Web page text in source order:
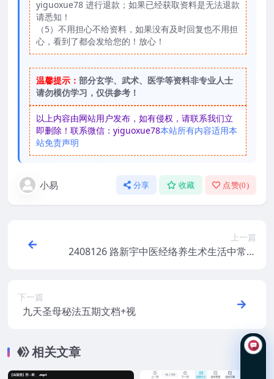
yiguoxue78 进行退款；如果已经获取资料是无法退款
请悉知！
（5）不用担心不给资料，如果没有及时回复也不用担
心，看到了都会发给您的！放心！
温馨提示： 部分玄学、武术、医学等资料非专业人士
请勿模仿学习，仅供参考！
以上内容由网站用户发布，如有侵权，请联系我们立
即删除！联系微信：yiguoxue78本站所有内容适用本
站免责声明
小易 分享 收藏 点赞(0)
上一篇
2408126 路新宇中医经络养生术生活中常见
下一篇
九天圣母秘法五期文档+视
相关文章